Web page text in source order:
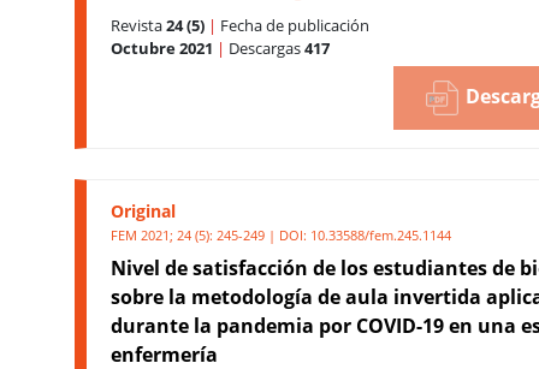
Revista24 (5) | Fecha de publicación
Octubre 2021 | Descargas417
Original
FEM 2021; 24 (5): 245-249 | DOI: 10.33588/fem.245.1144
Nivel de satisfacción de los estudiantes de
sobre la metodología de aula invertida
durante la pandemia por COVID-19 en una
enfermería